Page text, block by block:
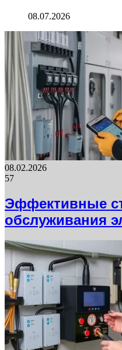
08.07.2026
08.02.2026
57
Эффективные
обслуживания